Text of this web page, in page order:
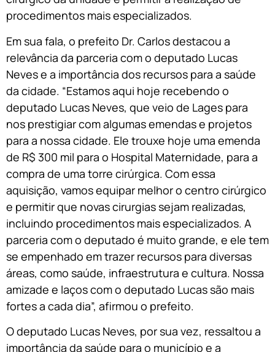
procedimentos mais especializados.
Em sua fala, o prefeito Dr. Carlos destacou a
relevância da parceria com o deputado Lucas
Neves e a importância dos recursos para a saúde
da cidade. “Estamos aqui hoje recebendo o
deputado Lucas Neves, que veio de Lages para
nos prestigiar com algumas emendas e projetos
para a nossa cidade. Ele trouxe hoje uma emenda
de R$ 300 mil para o Hospital Maternidade, para a
compra de uma torre cirúrgica. Com essa
aquisição, vamos equipar melhor o centro cirúrgico
e permitir que novas cirurgias sejam realizadas,
incluindo procedimentos mais especializados. A
parceria com o deputado é muito grande, e ele tem
se empenhado em trazer recursos para diversas
áreas, como saúde, infraestrutura e cultura. Nossa
amizade e laços com o deputado Lucas são mais
fortes a cada dia”, afirmou o prefeito.
O deputado Lucas Neves, por sua vez, ressaltou a
importância da saúde para o município e a